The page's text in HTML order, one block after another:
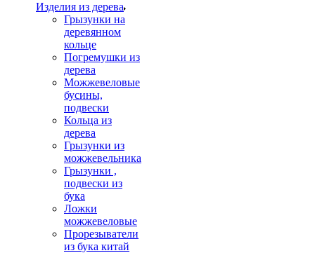
Изделия из дерева
Грызунки на
деревянном
кольце
Погремушки из
дерева
Можжевеловые
бусины,
подвески
Кольца из
дерева
Грызунки из
можжевельника
Грызунки ,
подвески из
бука
Ложки
можжевеловые
Прорезыватели
из бука китай